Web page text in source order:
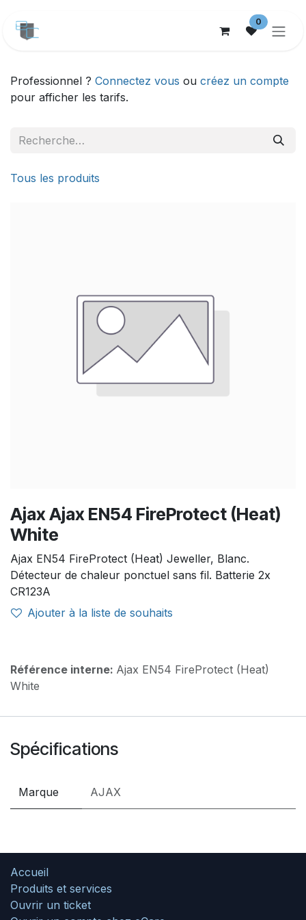
0
Professionnel ? Connectez vous ou créez un compte
pour afficher les tarifs.
Tous les produits
Ajax Ajax EN54 FireProtect (Heat)
White
Ajax EN54 FireProtect (Heat) Jeweller, Blanc.
Détecteur de chaleur ponctuel sans fil. Batterie 2x
CR123A
Ajouter à la liste de souhaits
Référence interne: Ajax EN54 FireProtect (Heat)
White
Spécifications
Marque AJAX
Accueil
Produits et services
Ouvrir un ticket